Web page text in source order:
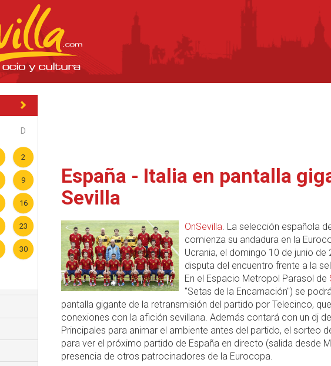
D
2
9
16
23
30
España - Italia en pantalla
Sevilla
OnSevilla. La selección española
comienza su andadura en la
Ucrania, el domingo 10 de junio de
disputa del encuentro frente a la
En el Espacio Metropol Parasol de
"Setas de la Encarnación") se
pantalla gigante de la retransmisión del partido por Telecinco,
conexiones con la afición sevillana. Además contará con un dj
Principales para animar el ambiente antes del partido, el sorteo
para ver el próximo partido de España en directo (salida desde
presencia de otros patrocinadores de la Eurocopa.